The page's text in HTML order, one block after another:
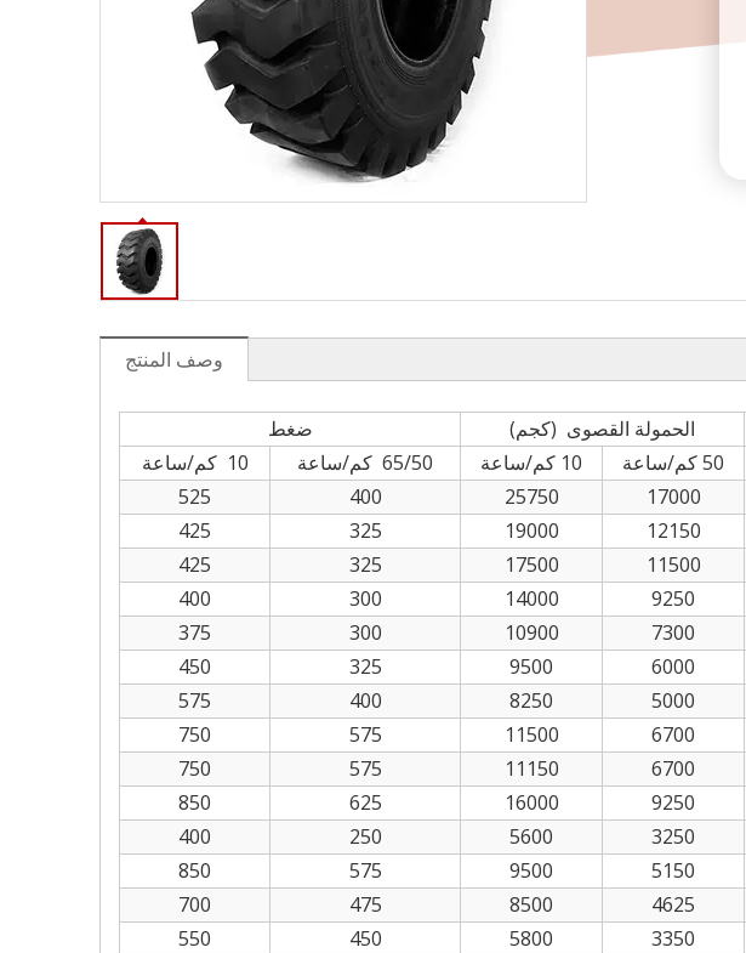
وصف المنتج
الحمولة القصوى (كجم)
ضغط
50 كم/ساعة 10 كم/ساعة 65/50 كم/ساعة
10 كم/ساعة
17000
25750
400
525
12150
19000
325
425
11500
17500
325
425
9250
14000
300
400
7300
10900
300
375
6000
9500
325
450
5000
8250
400
575
6700
11500
575
750
6700
11150
575
750
9250
16000
625
850
3250
5600
250
400
5150
9500
575
850
4625
8500
475
700
3350
5800
450
550